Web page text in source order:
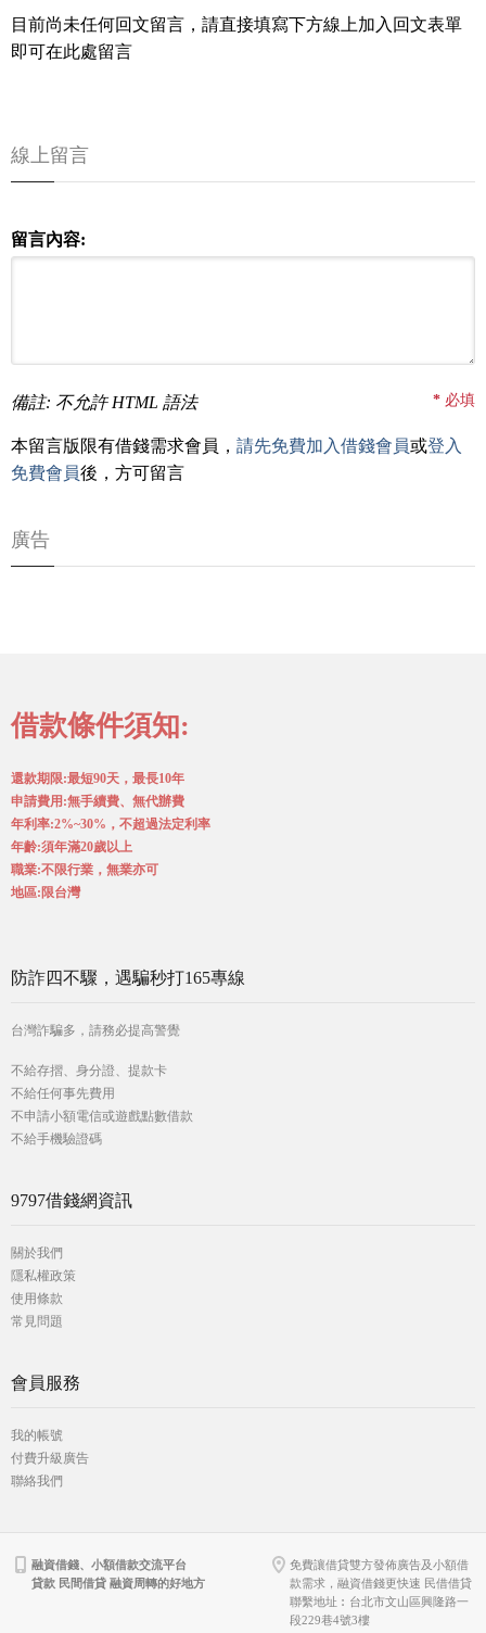
目前尚未任何回文留言，請直接填寫下方線上加入回文表單
即可在此處留言
線上留言
留言內容:
備註: 不允許 HTML 語法 * 必填
本留言版限有借錢需求會員， 請先免費加入借錢會員或登入
免費會員後，方可留言
廣告
借款條件須知:
還款期限:最短90天，最長10年
申請費用:無手續費、無代辦費
年利率:2%~30%，不超過法定利率
年齡:須年滿20歲以上
職業:不限行業，無業亦可
地區:限台灣
防詐四不驟，遇騙秒打165專線
台灣詐騙多，請務必提高警覺
不給存摺、身分證、提款卡
不給任何事先費用
不申請小額電信或遊戲點數借款
不給手機驗證碼
9797借錢網資訊
關於我們
隱私權政策
使用條款
常見問題
會員服務
我的帳號
付費升級廣告
聯絡我們
融資借錢、小額借款交流平台
貸款 民間借貸 融資周轉的好地方
免費讓借貸雙方發佈廣告及小額借
款需求，融資借錢更快速 民借借貸
聯繫地址︰台北市文山區興隆路一
段229巷4號3樓